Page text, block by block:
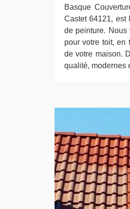
Basque
Castet 64121, est
de peinture.
pour votre toit, en
de votre maison.
qualité, modernes